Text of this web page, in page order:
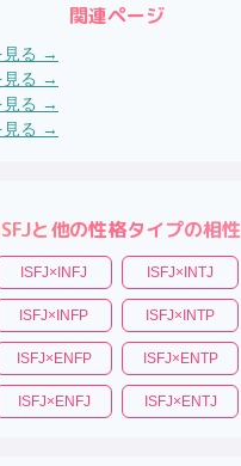
関連ページ
見る →
見る →
見る →
見る →
と他の性格タイプの相性
ISFJ× INFJ ISFJ× INTJ
ISFJ× INFP ISFJ× INTP
ISFJ× ENFP ISFJ× ENTP
ISFJ× ENFJ ISFJ× ENTJ